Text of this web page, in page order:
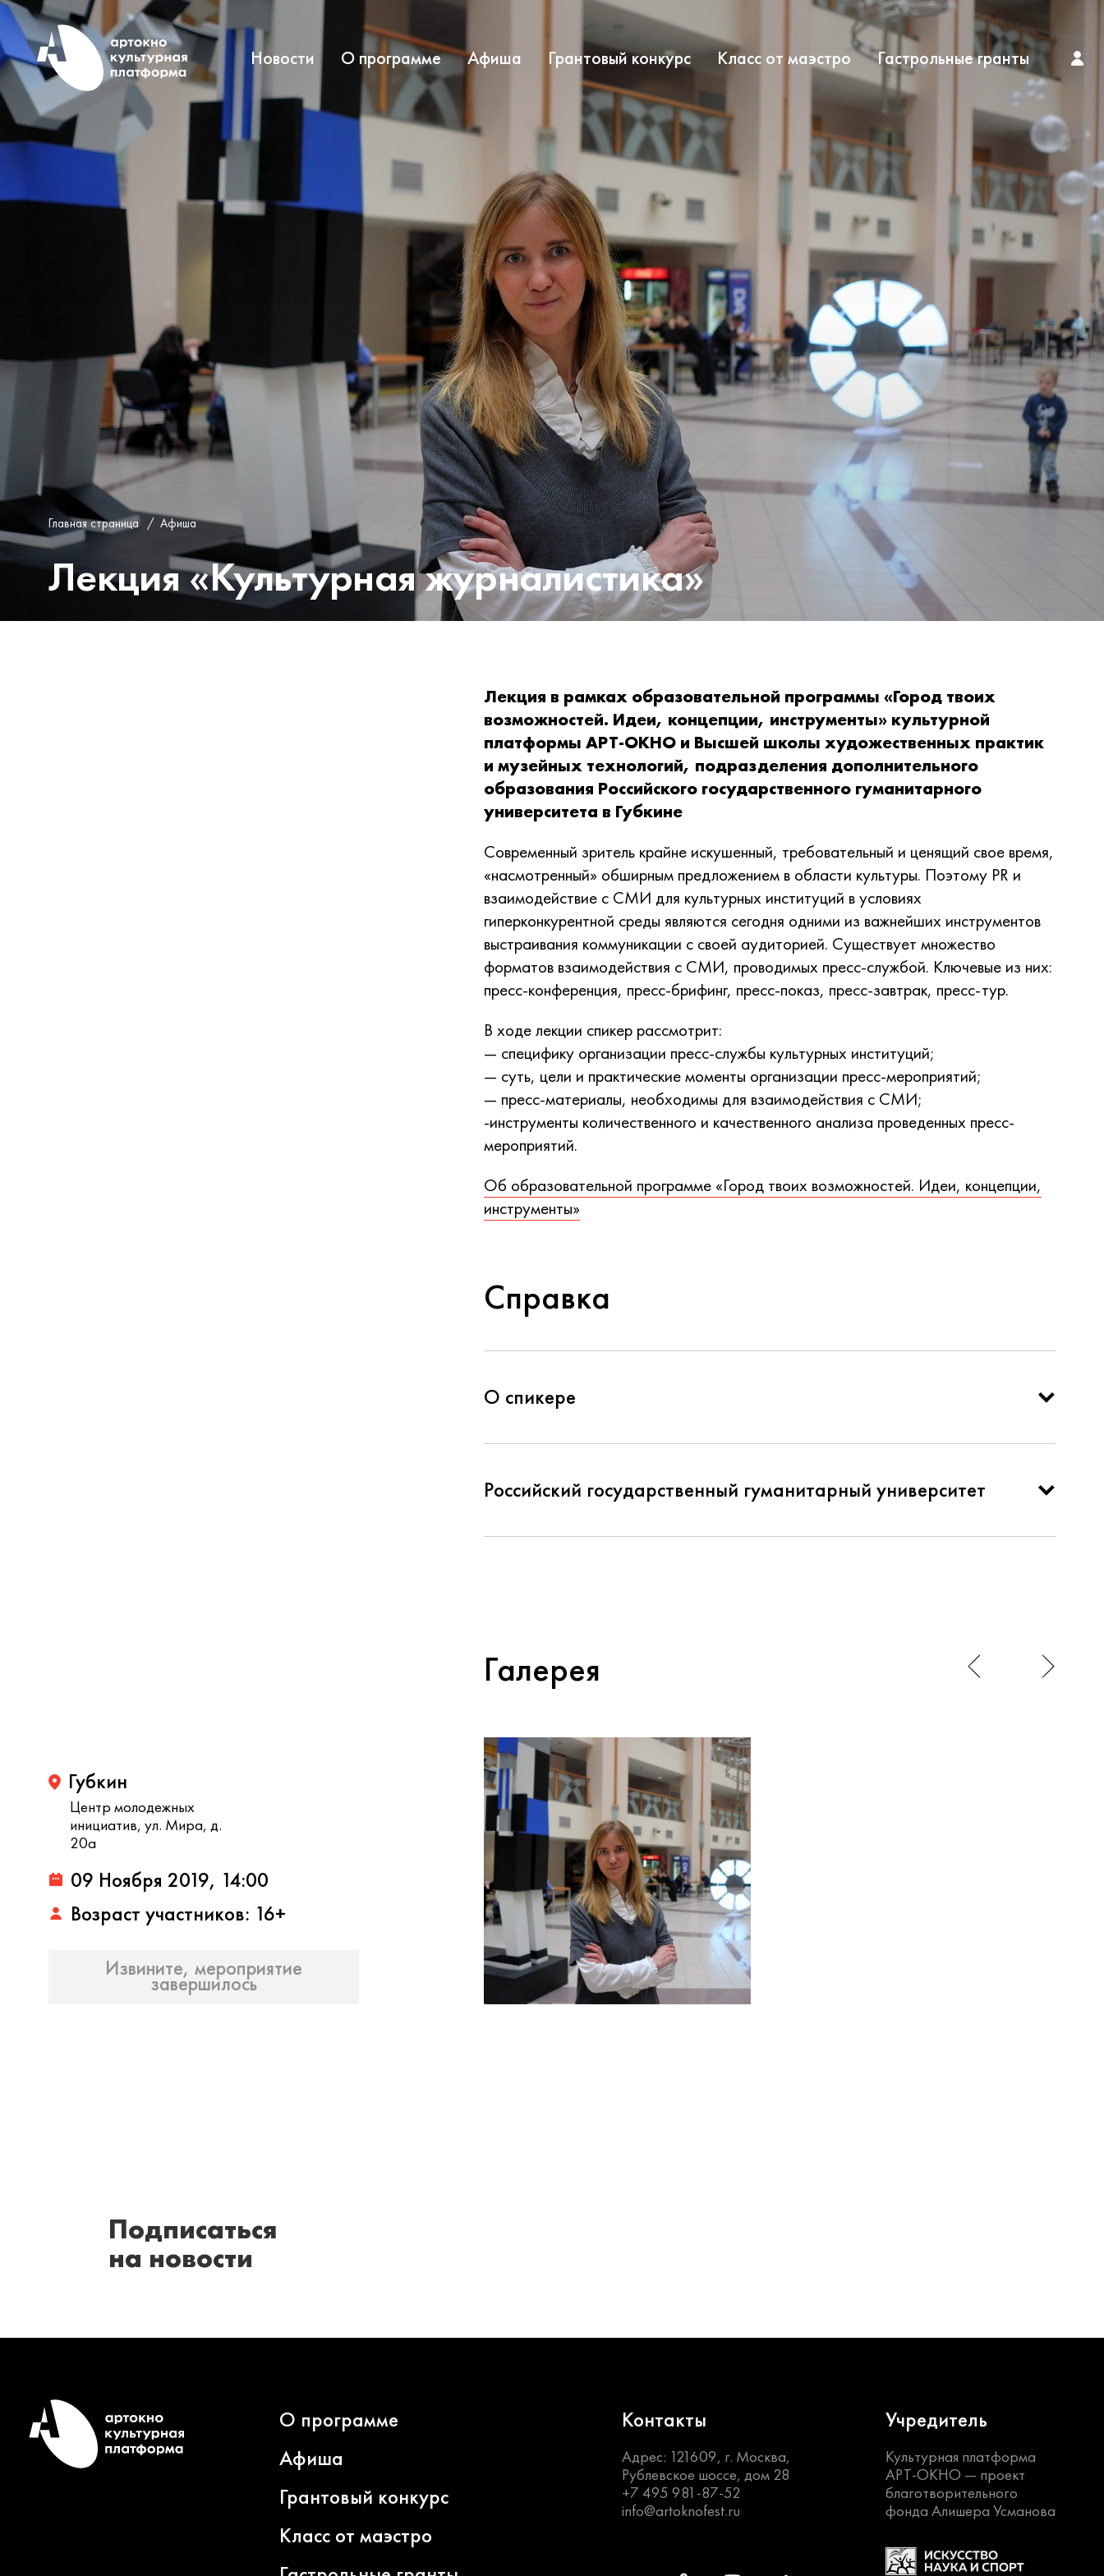
Новости О программе Афиша Грантовый конкурс Класс от маэстро Гастрольные гранты
Главная страница / Афиша
Лекция «Культурная журналистика»
Губкин
Центр молодежных
инициатив, ул. Мира, д.
20а
09 Ноября 2019, 14:00
Возраст участников: 16+
Извините, мероприятие
завершилось
Лекция в рамках образовательной программы «Город твоих
возможностей. Идеи, концепции, инструменты» культурной
платформы АРТ-ОКНО и Высшей школы художественных практик
и музейных технологий, подразделения дополнительного
образования Российского государственного гуманитарного
университета в Губкине
Современный зритель крайне искушенный, требовательный и ценящий свое время,
«насмотренный» обширным предложением в области культуры. Поэтому PR и
взаимодействие с СМИ для культурных институций в условиях
гиперконкурентной среды являются сегодня одними из важнейших инструментов
выстраивания коммуникации с своей аудиторией. Существует множество
форматов взаимодействия с СМИ, проводимых пресс-службой. Ключевые из них:
пресс-конференция, пресс-брифинг, пресс-показ, пресс-завтрак, пресс-тур.
В ходе лекции спикер рассмотрит:
— специфику организации пресс-службы культурных институций;
— суть, цели и практические моменты организации пресс-мероприятий;
— пресс-материалы, необходимы для взаимодействия с СМИ;
-инструменты количественного и качественного анализа проведенных пресс-
мероприятий.
Об образовательной программе «Город твоих возможностей. Идеи, концепции,
инструменты»
Справка
О спикере
Российский государственный гуманитарный университет
Галерея
Подписаться
на новости
О программе
Афиша
Грантовый конкурс
Класс от маэстро
Контакты
Адрес: 121609, г. Москва,
Рублевское шоссе, дом 28
+7 495 981-87-52
info@artoknofest.ru
Учредитель
Культурная платформа
АРТ-ОКНО — проект
благотворительного
фонда Алишера Усманова